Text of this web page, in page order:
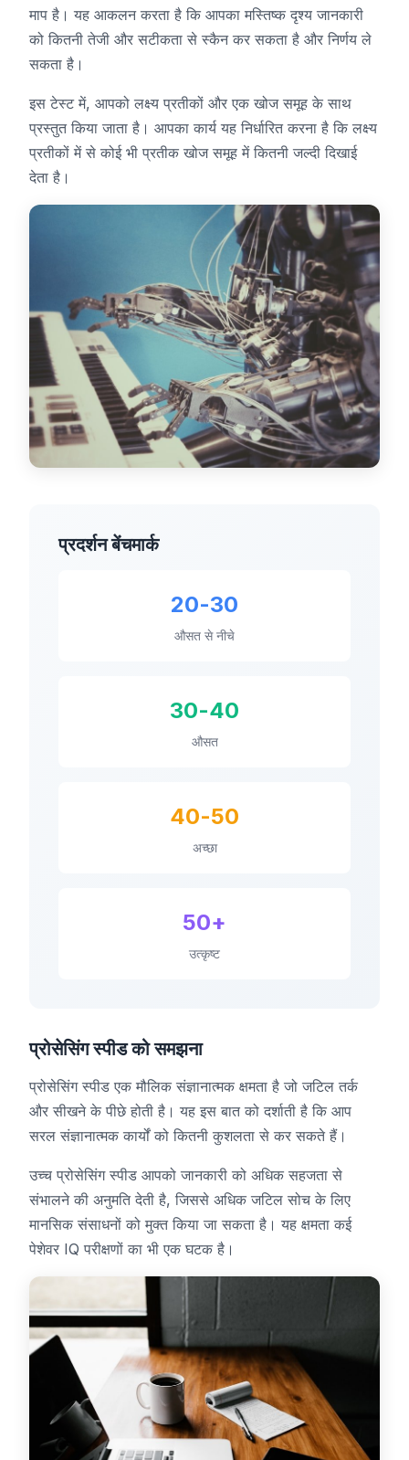
FPS Reaction
लीडरबोर्ड
लेख
🇮🇳 HI
माप है। यह आकलन करता है कि आपका मस्तिष्क दृश्य जानकारी
को कितनी तेजी और सटीकता से स्कैन कर सकता है और निर्णय ले
सकता है।
इस टेस्ट में, आपको लक्ष्य प्रतीकों और एक खोज समूह के साथ
प्रस्तुत किया जाता है। आपका कार्य यह निर्धारित करना है कि लक्ष्य
प्रतीकों में से कोई भी प्रतीक खोज समूह में कितनी जल्दी दिखाई
देता है।
प्रदर्शन बेंचमार्क
20-30
औसत से नीचे
30-40
औसत
40-50
अच्छा
50+
उत्कृष्ट
प्रोसेसिंग स्पीड को समझना
प्रोसेसिंग स्पीड एक मौलिक संज्ञानात्मक क्षमता है जो जटिल तर्क
और सीखने के पीछे होती है। यह इस बात को दर्शाती है कि आप
सरल संज्ञानात्मक कार्यों को कितनी कुशलता से कर सकते हैं।
उच्च प्रोसेसिंग स्पीड आपको जानकारी को अधिक सहजता से
संभालने की अनुमति देती है, जिससे अधिक जटिल सोच के लिए
मानसिक संसाधनों को मुक्त किया जा सकता है। यह क्षमता कई
पेशेवर IQ परीक्षणों का भी एक घटक है।